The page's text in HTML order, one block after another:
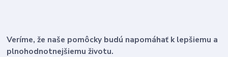
Veríme, že naše pomôcky budú napomáhať k lepšiemu a
plnohodnotnejšiemu životu.